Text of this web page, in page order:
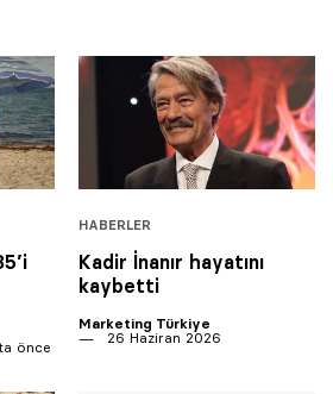
önce
HABERLER
Kadir İnanır hayatını
kaybetti
Marketing Türkiye
26 Haziran 2026